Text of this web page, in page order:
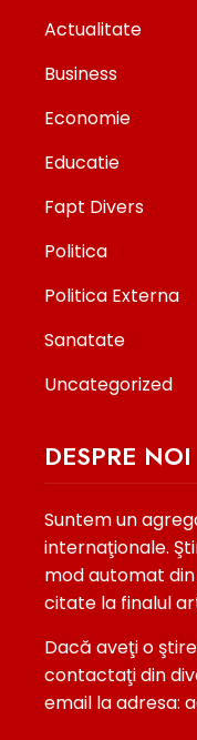
Actualitate
Business
Economie
Educatie
Fapt Divers
Politica
Politica Externa
Sanatate
Uncategorized
DESPRE NOI
Suntem un
internaţionale.
mod automat
citate la finalul
Dacă aveţi o
contactaţi din
email la adresa: